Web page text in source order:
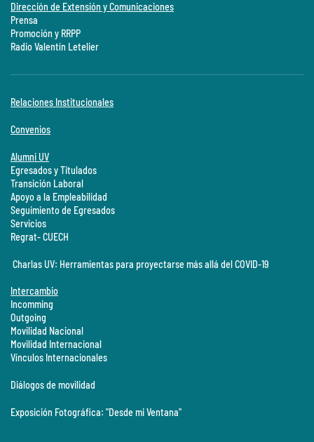
Dirección de Extensión y Comunicaciones
Prensa
Promoción y RRPP
Radio Valentín Letelier
Relaciones Institucionales
Convenios
Alumni UV
Egresados y Titulados
Transición Laboral
Apoyo a la Empleabilidad
Seguimiento de Egresados
Servicios
Regrat- CUECH
Charlas UV: Herramientas para proyectarse más allá del COVID-19
Intercambio
Incomming
Outgoing
Movilidad Nacional
Movilidad Internacional
Vínculos Internacionales
Diálogos de movilidad
Exposición Fotográfica: "Desde mi Ventana"